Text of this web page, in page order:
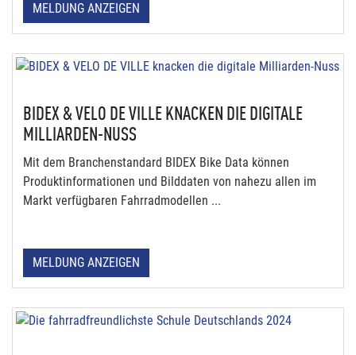
MELDUNG ANZEIGEN
BIDEX & VELO DE VILLE KNACKEN DIE DIGITALE
MILLIARDEN-NUSS
Mit dem Branchenstandard BIDEX Bike Data können
Produktinformationen und Bilddaten von nahezu allen im
Markt verfügbaren Fahrradmodellen ...
MELDUNG ANZEIGEN